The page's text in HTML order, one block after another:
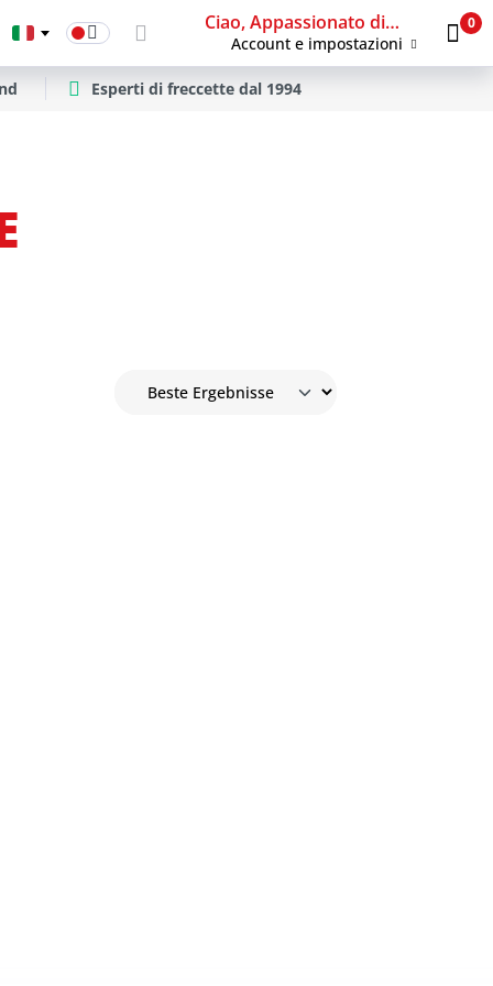
Ciao, Appassionato di freccette
Account e impostazioni
0
Esperti di freccette dal 1994